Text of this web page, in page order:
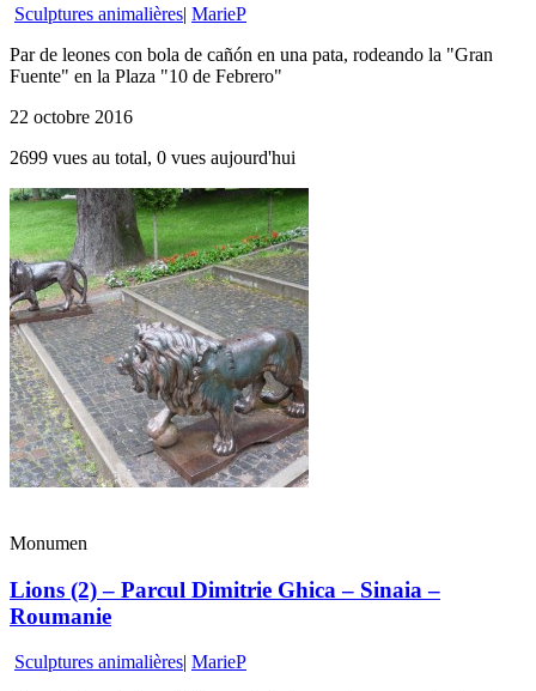
Sculptures animalières| MarieP
Par de leones con bola de cañón en una pata, rodeando la "Gran
Fuente" en la Plaza "10 de Febrero"
22 octobre 2016
2699 vues au total, 0 vues aujourd'hui
Monumen
Lions (2) – Parcul Dimitrie Ghica – Sinaia –
Roumanie
Sculptures animalières| MarieP